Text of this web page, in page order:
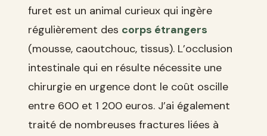
furet est un animal curieux qui ingère
régulièrement des corps étrangers
(mousse, caoutchouc, tissus). L’occlusion
intestinale qui en résulte nécessite une
chirurgie en urgence dont le coût oscille
entre 600 et 1 200 euros. J’ai également
traité de nombreuses fractures liées à